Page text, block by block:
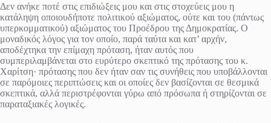
Δεν ανήκε ποτέ στις επιδιώξεις μου και στις στοχεύεις μου η
κατάληψη οποιουδήποτε πολιτικού αξιώματος, ούτε και του (πάντως
υπερκομματικού) αξιώματος του Προέδρου της Δημοκρατίας. Ο
μοναδικός λόγος για τον οποίο, παρά ταύτα και κατ’ αρχήν,
αποδέχτηκα την επίμαχη πρόταση, ήταν αυτός που
συμπεριλαμβάνεται στο ευρύτερο σκεπτικό της πρότασης του κ.
Χαρίτση· πρότασης που δεν ήταν σαν τις συνήθεις που υποβάλλονται
σε παρόμοιες περιπτώσεις και οι οποίες δεν βασίζονται σε θεσμικά
σκεπτικά, αλλά περιστρέφονται γύρω από πρόσωπα ή στηρίζονται σε
παραταξιακές λογικές.